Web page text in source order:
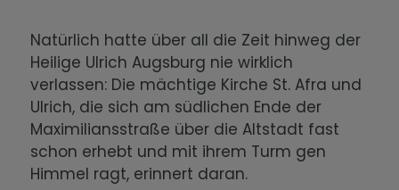
Natürlich hatte über all die Zeit hinweg der
Heilige Ulrich Augsburg nie wirklich
verlassen: Die mächtige Kirche St. Afra und
Ulrich, die sich am südlichen Ende der
Maximiliansstraße über die Altstadt fast
schon erhebt und mit ihrem Turm gen
Himmel ragt, erinnert daran.